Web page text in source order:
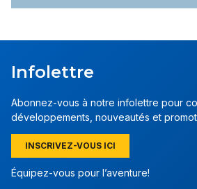
Infolettre
Abonnez-vous à notre infolettre pour
développements, nouveautés et
INSCRIVEZ-VOUS ICI
Équipez-vous pour l’aventure!